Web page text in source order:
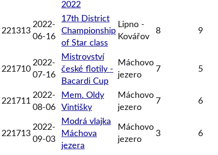
2022
221313
2022-
06-16
17th District
Championship
of Star class
Lipno -
Kovářov
8 9
221710
2022-
07-16
Mistrovství
české flotily -
Bacardi Cup
Máchovo
jezero
7 5
221711
2022-
08-06
Mem. Oldy
Vintišky
Máchovo
jezero
7 6
221713
2022-
09-03
Modrá vlajka
Máchova
jezera
Máchovo
jezero
3 6